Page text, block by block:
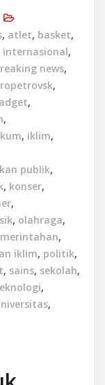
, atlet, basket,
,
news,
,
,
,
, iklim,
publik,
, konser,
,
, olahraga,
,
iklim, politik,
, sains, sekolah,
,
,